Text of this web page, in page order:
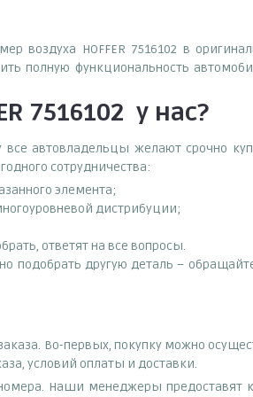
воздуха HOFFER 7516102 в
полную функциональность
7516102 у нас?
все автовладельцы желают срочно
сотрудничества:
элемента;
дистрибуции;
ответят на все вопросы.
подобрать другую деталь –
Во-первых, покупку можно
условий оплаты и доставки.
Наши менеджеры предоставят